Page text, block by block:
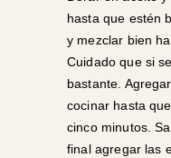
hasta que estén
y mezclar bien
Cuidado que si
bastante.
cocinar hasta
cinco minutos.
final agregar las